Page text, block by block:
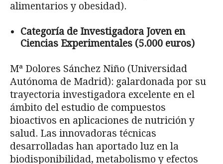
alimentarios y obesidad).
Categoría de Investigadora Joven en
Ciencias Experimentales (5.000 euros)
Mª Dolores Sánchez Niño (Universidad
Autónoma de Madrid): galardonada por su
trayectoria investigadora excelente en el
ámbito del estudio de compuestos
bioactivos en aplicaciones de nutrición y
salud. Las innovadoras técnicas
desarrolladas han aportado luz en la
biodisponibilidad, metabolismo y efectos